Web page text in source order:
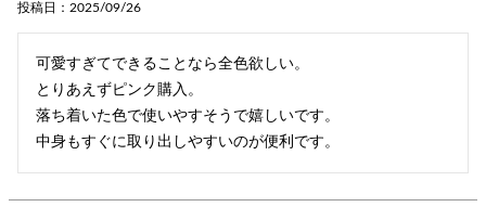
投稿日 2025/09/26
可愛すぎてできることなら全色欲しい。
とりあえずピンク購入。
落ち着いた色で使いやすそうで嬉しいです。
中身もすぐに取り出しやすいのが便利です。